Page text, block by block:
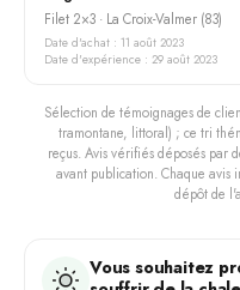
Filet 2×3 · La Croix-Valmer (83)
Date d'achat : 11 août 2023
Date d'expérience : 29 août 2023
Sélection de témoignages de
tramontane, littoral) ; ce tri
reçus. Avis vérifiés déposés par
avant publication. Chaque avis
dépôt de
Vous souhaitez